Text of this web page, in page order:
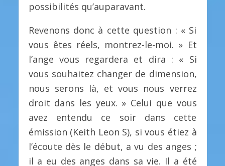
possibilités qu’auparavant.
Revenons donc à cette question : « Si
vous êtes réels, montrez-le-moi. » Et
l’ange vous regardera et dira : « Si
vous souhaitez changer de dimension,
nous serons là, et vous nous verrez
droit dans les yeux. » Celui que vous
avez entendu ce soir dans cette
émission (Keith Leon S), si vous étiez à
l’écoute dès le début, a vu des anges ;
il a eu des anges dans sa vie. Il a été